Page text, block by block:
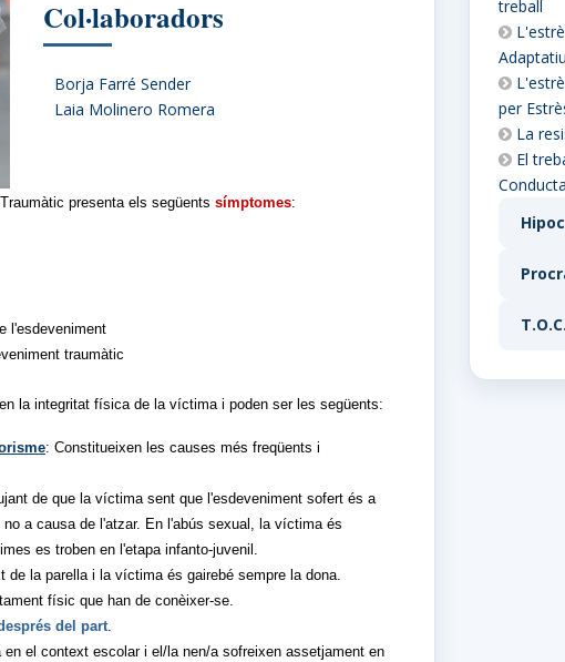
Col·laboradors
Borja Farré Sender
Laia Molinero Romera
presenta els següents símptomes:
l'esdeveniment
traumàtic
la integritat física de la víctima i poden ser les següents:
: Constitueixen les causes més freqüents i
de que la víctima sent que l'esdeveniment sofert és a
a causa de l'atzar. En l'abús sexual, la víctima és
es troben en l'etapa infanto-juvenil.
de la parella i la víctima és gairebé sempre la dona.
físic que han de conèixer-se.
del part.
en el context escolar i el/la nen/a sofreixen assetjament en
treball
per
La
El